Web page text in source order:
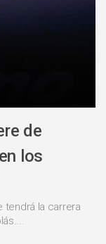
de
los
tendrá la carrera